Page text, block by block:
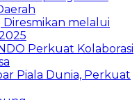
melalui
Perkuat Kolaborasi
Piala Dunia, Perkuat